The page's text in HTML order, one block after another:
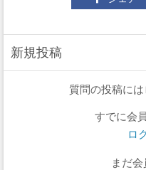
新規投稿
質問の投稿には
すでに会
ロ
まだ